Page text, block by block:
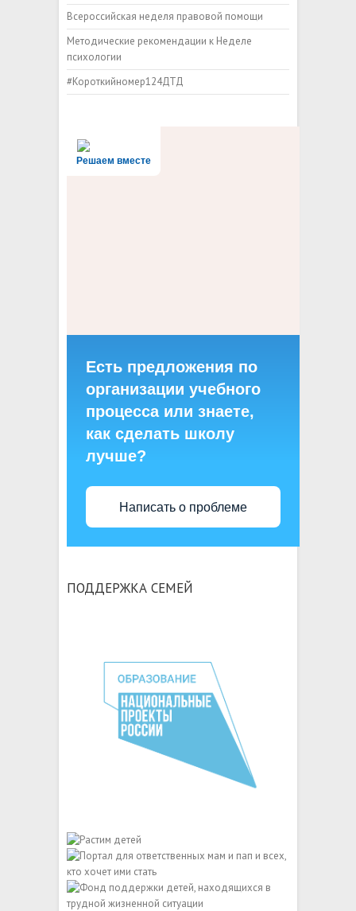
Всероссийская неделя правовой помощи
Методические рекомендации к Неделе
психологии
#Короткийномер124ДТД
Решаем вместе
Есть предложения по
организации учебного
процесса или знаете,
как сделать школу
лучше?
Написать о проблеме
ПОДДЕРЖКА СЕМЕЙ